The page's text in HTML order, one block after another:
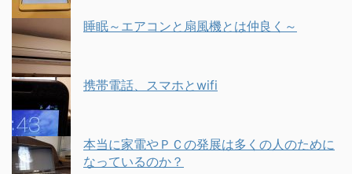
睡眠～エアコンと扇風機とは仲良く～
携帯電話、スマホとwifi
本当に家電やＰＣの発展は多くの人のために
なっているのか？